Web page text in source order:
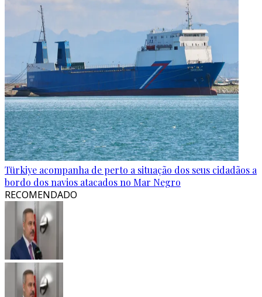
Türkiye acompanha de perto a situação dos seus cidadãos a
bordo dos navios atacados no Mar Negro
RECOMENDADO